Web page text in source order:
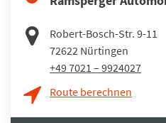
Robert-Bosch-Str. 9-11
72622 Nürtingen
+49 7021 – 9924027
Route berechnen